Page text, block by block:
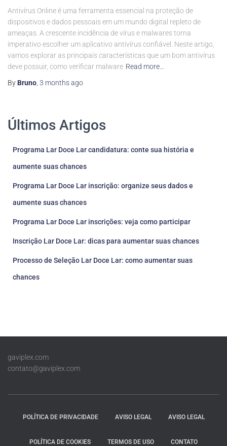
Antivírus Online é uma ferramenta essencial na proteção de
dispositivos e dados pessoais em um mundo digital repleto de
ameaças. A crescente incidência de vírus e malwares torna
imperativo escolher um aplicativo antivírus confiável. Neste artigo,
vamos explorar as principais características que um bom antivírus
deve possuir, como verificar malware Read more…
By Bruno 3 monthsago
Últimos Artigos
Programa Lar Doce Lar candidatura: conte sua história e
aumente suas chances
Programa Lar Doce Lar inscrição: organize seus dados e
aumente suas chances
Programa Lar Doce Lar inscrições: veja como participar
Inscrição Lar Doce Lar: dicas para aumentar suas chances
Processo de Seleção Lar Doce Lar: como aumentar suas
chances
gaviplex.com
contato@gaviplex.com
POLÍTICA DE PRIVACIDADE AVISO LEGAL AVISO LEGAL
POLÍTICA DE COOKIES TERMOS DE USO CONTATO